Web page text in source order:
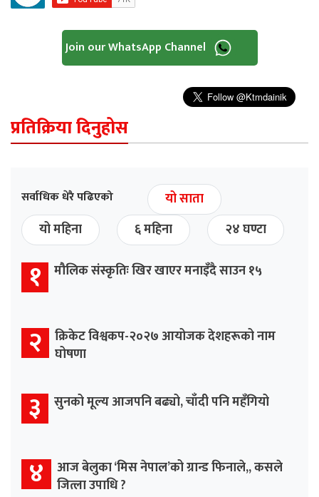
Join our WhatsApp Channel
प्रतिक्रिया दिनुहोस
सर्वाधिक धेरै पढिएको
यो साता
यो महिना
६ महिना २४ घण्टा
१ मौलिक संस्कृतिः खिर खाएर मनाइँदै साउन १५
२ क्रिकेट विश्वकप-२०२७ आयोजक देशहरूको नाम
घोषणा
३ सुनको मूल्य आजपनि बढ्यो, चाँदी पनि महँगियो
४ आज बेलुका ‘मिस नेपाल’को ग्रान्ड फिनाले,, कसले
जित्ला उपाधि ?